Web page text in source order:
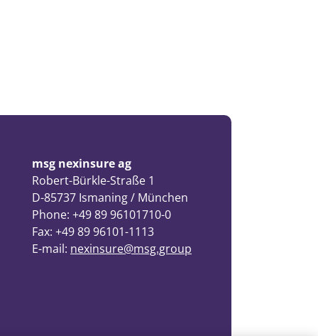
msg nexinsure ag
Robert-Bürkle-Straße 1
D-85737 Ismaning / München
Phone: +49 89 96101710-0
Fax: +49 89 96101-1113
E-mail: nexinsure@msg.group